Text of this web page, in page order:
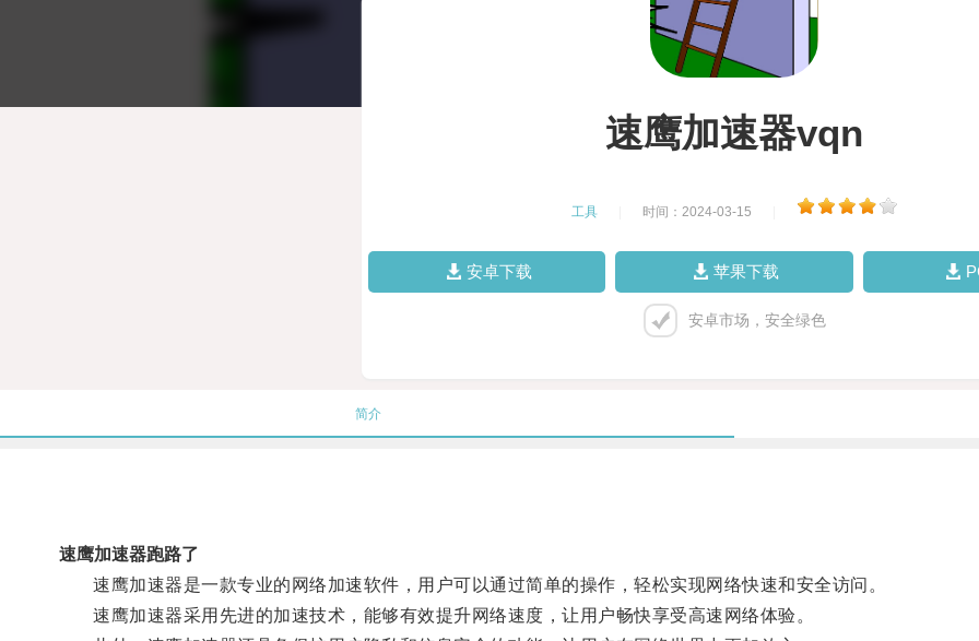
速鹰加速器vqn
工具 时间：2024-03-15
安卓下载 苹果下载
安卓市场，安全绿色
简介
速鹰加速器跑路了
速鹰加速器是一款专业的网络加速软件，用户可以通过简单的操作，轻松实现网络快速和安全访问。
速鹰加速器采用先进的加速技术，能够有效提升网络速度，让用户畅快享受高速网络体验。